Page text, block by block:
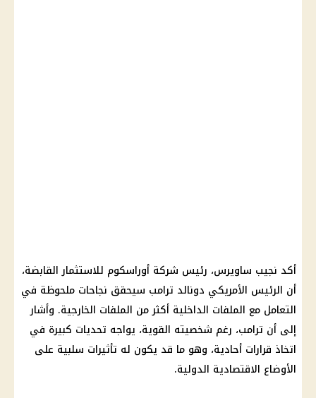
أكد نجيب ساويرس، رئيس شركة أوراسكوم للاستثمار القابضة،
أن الرئيس الأمريكي دونالد ترامب سيحقق نجاحات ملحوظة في
التعامل مع الملفات الداخلية أكثر من الملفات الخارجية. وأشار
إلى أن ترامب، رغم شخصيته القوية، يواجه تحديات كبيرة في
اتخاذ قرارات أحادية، وهو ما قد يكون له تأثيرات سلبية على
الأوضاع الاقتصادية الدولية.